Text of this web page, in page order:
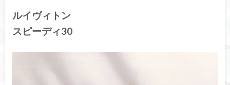
ルイヴィトン
スピーディ30